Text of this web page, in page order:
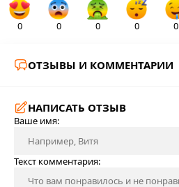
0 0 0 0 0
ОТЗЫВЫ И КОММЕНТАРИИ
НАПИСАТЬ ОТЗЫВ
Ваше имя:
Текст комментария: